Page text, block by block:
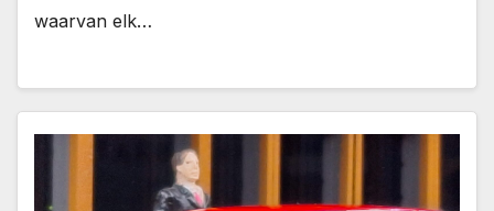
waarvan elk…